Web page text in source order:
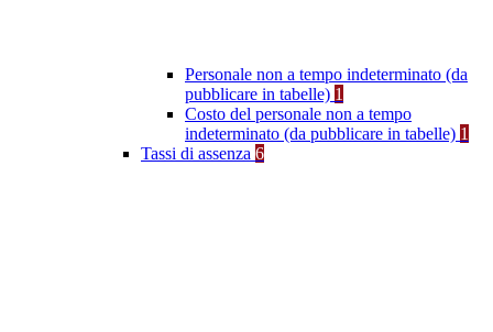
Personale non a tempo indeterminato (da
pubblicare in tabelle) 1
Costo del personale non a tempo
indeterminato (da pubblicare in tabelle) 1
Tassi di assenza 6